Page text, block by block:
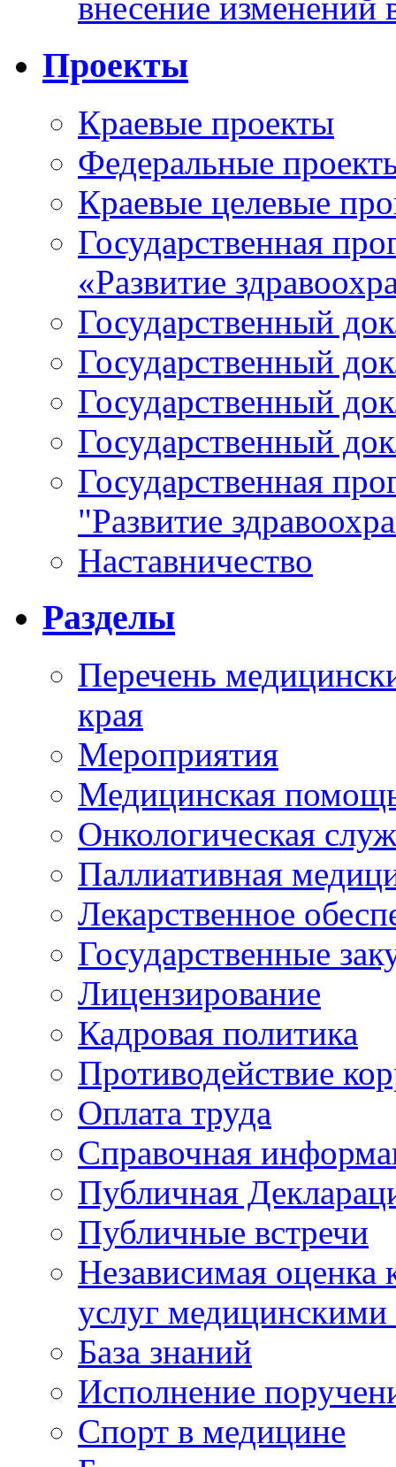
Проекты
Краевые проекты
Федеральные
Краевые целевые
Государственная
«Развитие
Государственный
Государственный
Государственный
Государственный
Государственная
"Развитие
Наставничество
Разделы
Перечень
края
Мероприятия
Медицинская
Онкологическая
Паллиативная
Лекарственное
Государственные
Лицензирование
Кадровая политика
Противодействие
Оплата труда
Справочная
Публичная
Публичные встречи
Независимая оценка
услуг
База знаний
Исполнение
Спорт в медицине